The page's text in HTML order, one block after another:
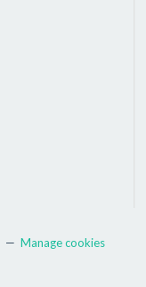
— Manage cookies